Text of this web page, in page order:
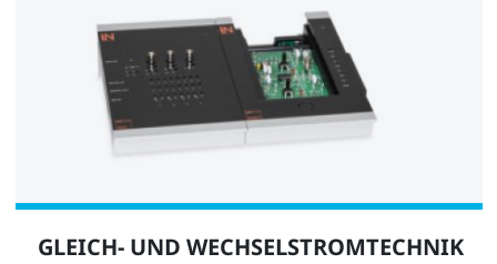
Prüflampe
GLEICH- UND WECHSELSTROMTECHNIK